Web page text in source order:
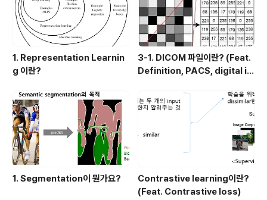
2. 2019년 콜린성 두드..
1. Representation Learnin
g 이란?
3-1. DICOM 파일이란? (Feat.
Definition, PACS, digital i
1. Segmentation이 뭔가요?
Contrastive learning이란?
(Feat. Contrastive loss)